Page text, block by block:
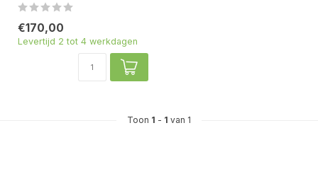
€170,00
Levertijd 2 tot 4 werkdagen
Toon 1 - 1 van 1